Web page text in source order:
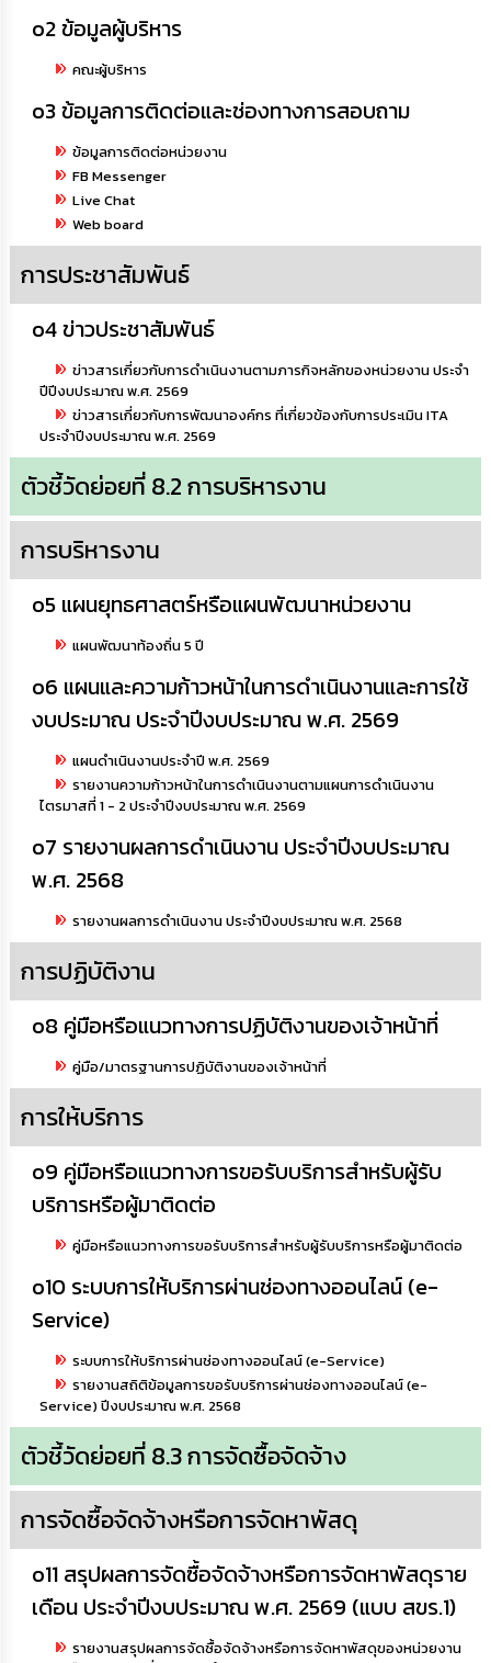
ร้อง
ร้อง
Service
กิจการ
สภา
กิจการ
สภา
ท้อง
ถิ่น
ของ
เรา
การ
จัดการ
ความ
รู้
ข้อมูล
ติดต่อ
o2 ข้อมูลผู้บริหาร
คณะผู้บริหาร
o3 ข้อมูลการติดต่อและช่องทางการสอบถาม
ข้อมูลการติดต่อหน่วยงาน
FB Messenger
Live Chat
Web board
การประชาสัมพันธ์
o4 ข่าวประชาสัมพันธ์
ข่าวสารเกี่ยวกับการดำเนินงานตามภารกิจหลักของหน่วยงาน ประจำ
ปีปีงบประมาณ พ.ศ. 2569
ข่าวสารเกี่ยวกับการพัฒนาองค์กร ที่เกี่ยวข้องกับการประเมิน ITA
ประจำปีงบประมาณ พ.ศ. 2569
ตัวชี้วัดย่อยที่ 8.2 การบริหารงาน
การบริหารงาน
o5 แผนยุทธศาสตร์หรือแผนพัฒนาหน่วยงาน
แผนพัฒนาท้องถิ่น 5 ปี
o6 แผนและความก้าวหน้าในการดำเนินงานและการใช้
งบประมาณ ประจำปีงบประมาณ พ.ศ. 2569
แผนดำเนินงานประจำปี พ.ศ. 2569
รายงานความก้าวหน้าในการดำเนินงานตามแผนการดำเนินงาน
ไตรมาสที่ 1 - 2 ประจำปีงบประมาณ พ.ศ. 2569
o7 รายงานผลการดำเนินงาน ประจำปีงบประมาณ
พ.ศ. 2568
รายงานผลการดำเนินงาน ประจำปีงบประมาณ พ.ศ. 2568
การปฏิบัติงาน
o8 คู่มือหรือแนวทางการปฏิบัติงานของเจ้าหน้าที่
คู่มือ/มาตรฐานการปฏิบัติงานของเจ้าหน้าที่
การให้บริการ
o9 คู่มือหรือแนวทางการขอรับบริการสำหรับผู้รับ
บริการหรือผู้มาติดต่อ
คู่มือหรือแนวทางการขอรับบริการสำหรับผู้รับบริการหรือผู้มาติดต่อ
o10 ระบบการให้บริการผ่านช่องทางออนไลน์ (e-
Service)
ระบบการให้บริการผ่านช่องทางออนไลน์ (e-Service)
รายงานสถิติข้อมูลการขอรับบริการผ่านช่องทางออนไลน์ (e-
Service) ปีงบประมาณ พ.ศ. 2568
ตัวชี้วัดย่อยที่ 8.3 การจัดซื้อจัดจ้าง
การจัดซื้อจัดจ้างหรือการจัดหาพัสดุ
o11 สรุปผลการจัดซื้อจัดจ้างหรือการจัดหาพัสดุราย
เดือน ประจำปีงบประมาณ พ.ศ. 2569 (แบบ สขร.1)
รายงานสรุปผลการจัดซื้อจัดจ้างหรือการจัดหาพัสดุของหน่วยงาน